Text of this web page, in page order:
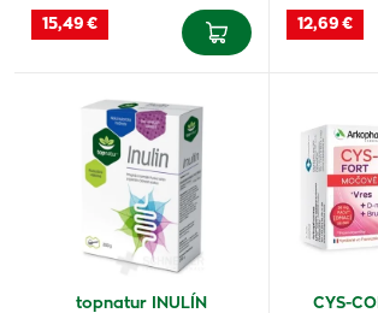
15,49 € 12,69 €
topnatur INULÍN CYS-